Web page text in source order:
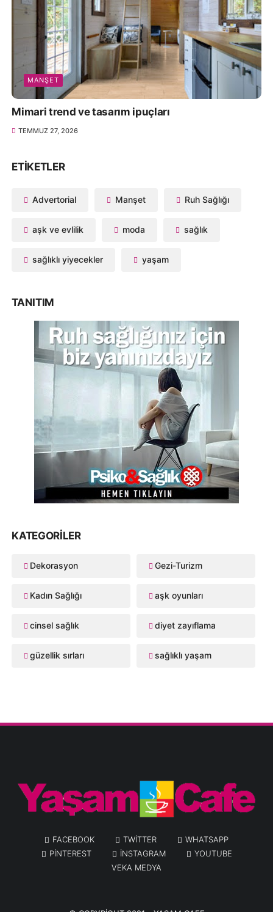
MANŞET
Mimari trend ve tasarım ipuçları
TEMMUZ 27, 2026
ETIKETLER
Advertorial Manşet Ruh Sağlığı
aşk ve evlilik moda sağlık
sağlıklı yiyecekler yaşam
TANITIM
KATEGORILER
Dekorasyon Gezi-Turizm
Kadın Sağlığı aşk oyunları
cinsel sağlık diyet zayıflama
güzellik sırları sağlıklı yaşam
FACEBOOK TWITTER
WHATSAPP
PINTEREST
INSTAGRAM
YOUTUBE
VEKA MEDYA